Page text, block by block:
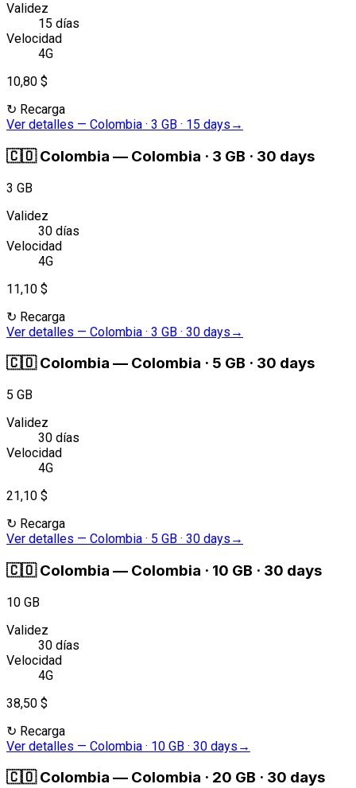
Validez
15 días
Velocidad
4G
10,80 $
↻ Recarga
Ver detalles — Colombia · 3 GB · 15 days →
🇨🇴 Colombia — Colombia · 3 GB · 30 days
3 GB
Validez
30 días
Velocidad
4G
11,10 $
↻ Recarga
Ver detalles — Colombia · 3 GB · 30 days →
🇨🇴 Colombia — Colombia · 5 GB · 30 days
5 GB
Validez
30 días
Velocidad
4G
21,10 $
↻ Recarga
Ver detalles — Colombia · 5 GB · 30 days →
🇨🇴 Colombia — Colombia · 10 GB · 30 days
10 GB
Validez
30 días
Velocidad
4G
38,50 $
↻ Recarga
Ver detalles — Colombia · 10 GB · 30 days →
🇨🇴 Colombia — Colombia · 20 GB · 30 days